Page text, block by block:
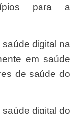
para a
em saúde
de saúde do